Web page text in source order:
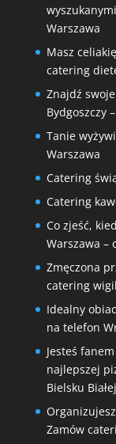
Warszawa
Masz
catering
Znajdź
Bydgoszczy
Tanie
Warszawa
Catering
Catering
Co zjeść,
Warszawa –
Zmęczona
catering
Idealny
na telefon
Jesteś
najlepszej
Bielsku Białej
Zamów